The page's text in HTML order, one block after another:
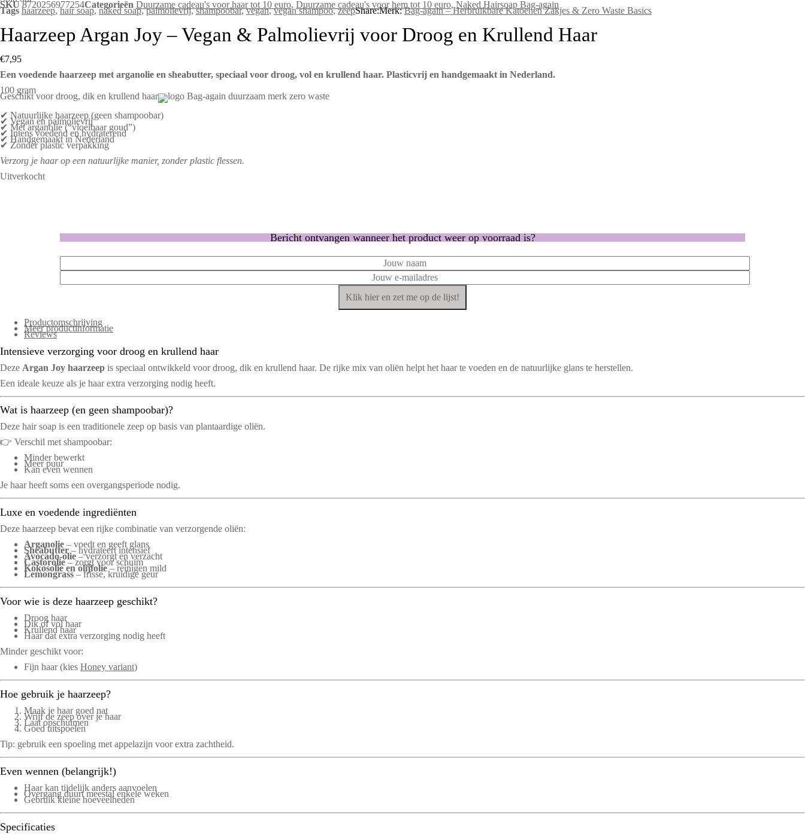
SKU8720256977254Categorieën Duurzame cadeau's voor haar tot 10 euro, Duurzame cadeau's voor hem tot 10 euro, Naked Hairsoap Bag-again
Tags haarzeep,hair soap,naked soap,palmolievrij,shampoobar,vegan,vegan shampoo,zeepShare:Merk:Bag-again – Herbruikbare Katoenen Zakjes & Zero Waste Basics
Haarzeep Argan Joy – Vegan & Palmolievrij voor Droog en Krullend Haar
€7,95
Een voedende haarzeep met arganolie en sheabutter, speciaal voor droog, vol en krullend haar. Plasticvrij en handgemaakt in Nederland.
100 gram
Geschikt voor droog, dik en krullend haar
✔ Natuurlijke haarzeep (geen shampoobar)
✔ Vegan en palmolievrij
✔ Met arganolie (“vloeibaar goud”)
✔ Intens voedend en hydraterend
✔ Handgemaakt in Nederland
✔ Zonder plastic verpakking
Verzorg je haar op een natuurlijke manier, zonder plastic flessen.
Uitverkocht
Bericht ontvangen wanneer het product weer op voorraad is?
Productomschrijving
Meer productinformatie
Reviews
Intensieve verzorging voor droog en krullend haar
Deze Argan Joy haarzeep is speciaal ontwikkeld voor droog, dik en krullend haar. De rijke mix van oliën helpt het haar te voeden en de natuurlijke glans te herstellen.
Een ideale keuze als je haar extra verzorging nodig heeft.
Wat is haarzeep (en geen shampoobar)?
Deze hair soap is een traditionele zeep op basis van plantaardige oliën.
👉 Verschil met shampoobar:
Minder bewerkt
Meer puur
Kan even wennen
Je haar heeft soms een overgangsperiode nodig.
Luxe en voedende ingrediënten
Deze haarzeep bevat een rijke combinatie van verzorgende oliën:
Arganolie – voedt en geeft glans
Sheabutter– hydrateert intensief
Avocado-olie – verzorgt en verzacht
Castorolie– zorgt voor schuim
Kokosolie en olijfolie– reinigen mild
Lemongrass– frisse, kruidige geur
Voor wie is deze haarzeep geschikt?
Droog haar
Dik of vol haar
Krullend haar
Haar dat extra verzorging nodig heeft
Minder geschikt voor:
Fijn haar (kies Honey variant)
Hoe gebruik je haarzeep?
Maak je haar goed nat
Wrijf de zeep over je haar
Laat opschuimen
Goed uitspoelen
Tip: gebruik een spoeling met appelazijn voor extra zachtheid.
Even wennen (belangrijk!)
Haar kan tijdelijk anders aanvoelen
Overgang duurt meestal enkele weken
Gebruik kleine hoeveelheden
Specificaties